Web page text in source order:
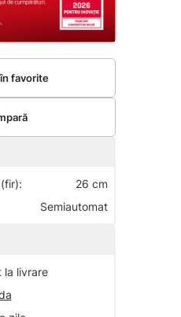
26 cm
Semiautomat
la livrare
favorite